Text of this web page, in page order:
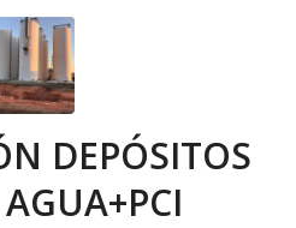
DEPÓSITOS